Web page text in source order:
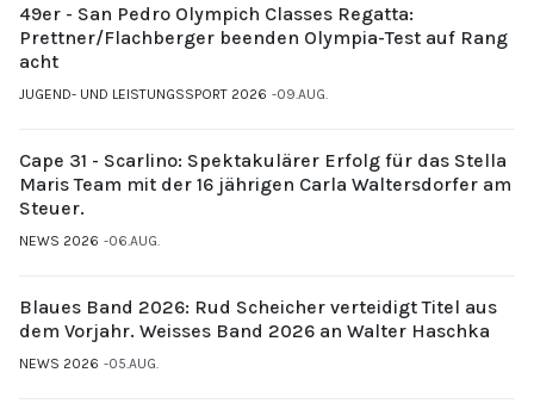
49er - San Pedro Olympich Classes Regatta:
Prettner/Flachberger beenden Olympia-Test auf Rang
acht
JUGEND- UND LEISTUNGSSPORT 2026 09.AUG.
Cape 31 - Scarlino: Spektakulärer Erfolg für das Stella
Maris Team mit der 16 jährigen Carla Waltersdorfer am
Steuer.
NEWS 2026 06.AUG.
Blaues Band 2026: Rud Scheicher verteidigt Titel aus
dem Vorjahr. Weisses Band 2026 an Walter Haschka
NEWS 2026 05.AUG.